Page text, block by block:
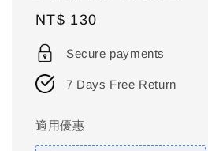
Regular
price
NT$ 130
Secure payments
7 Days Free Return
適用優惠